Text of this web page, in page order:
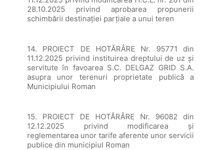
28.10.2025 privind aprobarea propunerii
schimbării destinației parțiale a unui teren
14. PROIECT DE HOTĂRÂRE Nr. 95771 din
11.12.2025 privind instituirea dreptului de uz și
servitute în favoarea S.C. DELGAZ GRID S.A.
asupra unor terenuri proprietate publică a
Municipiului Roman
15. PROIECT DE HOTĂRÂRE Nr. 96082 din
12.12.2025 privind modificarea și
reglementarea unor tarife aferente unor servicii
publice din municipiul Roman